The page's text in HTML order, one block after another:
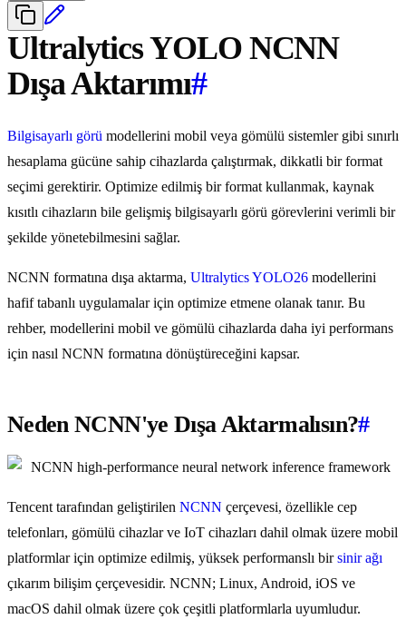
Ultralytics YOLO NCNN
Dışa Aktarımı#
Bilgisayarlı görü modellerini mobil veya gömülü sistemler gibi sınırlı
hesaplama gücüne sahip cihazlarda çalıştırmak, dikkatli bir format
seçimi gerektirir. Optimize edilmiş bir format kullanmak, kaynak
kısıtlı cihazların bile gelişmiş bilgisayarlı görü görevlerini verimli bir
şekilde yönetebilmesini sağlar.
NCNN formatına dışa aktarma, Ultralytics YOLO26 modellerini
hafif tabanlı uygulamalar için optimize etmene olanak tanır. Bu
rehber, modellerini mobil ve gömülü cihazlarda daha iyi performans
için nasıl NCNN formatına dönüştüreceğini kapsar.
Neden NCNN'ye Dışa Aktarmalısın?#
Tencent tarafından geliştirilen NCNN çerçevesi, özellikle cep
telefonları, gömülü cihazlar ve IoT cihazları dahil olmak üzere mobil
platformlar için optimize edilmiş, yüksek performanslı birsinir ağı
çıkarım bilişim çerçevesidir. NCNN; Linux, Android, iOS ve
macOS dahil olmak üzere çok çeşitli platformlarla uyumludur.